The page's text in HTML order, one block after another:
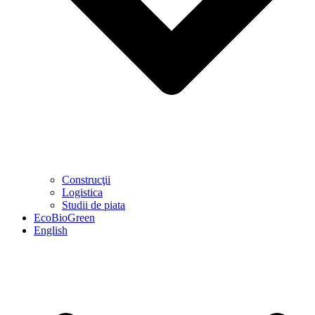
Construcţii
Logistica
Studii de piata
EcoBioGreen
English